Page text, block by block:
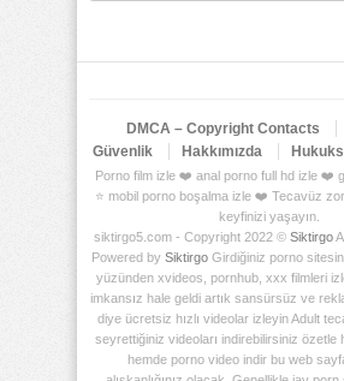
DMCA – Copyright Contacts
Güvenlik
Hakkımızda
Porno film izle ❤️ anal porno full hd izle ❤️
⭐ mobil porno boşalma izle ❤️ Tecavüz
keyfinizi yaşayın.
siktirgo5.com - Copyright 2022 © Siktirgo
Powered by Siktirgo Girdiğiniz porno
yüzünden xvideos, pornhub, xxx filmleri
imkansız hale geldi artık sansürsüz ve
diye ücretsiz hızlı videolar izleyin Adult
seyrettiğiniz videoları indirebilirsiniz özetle
hemde porno video indir bu web